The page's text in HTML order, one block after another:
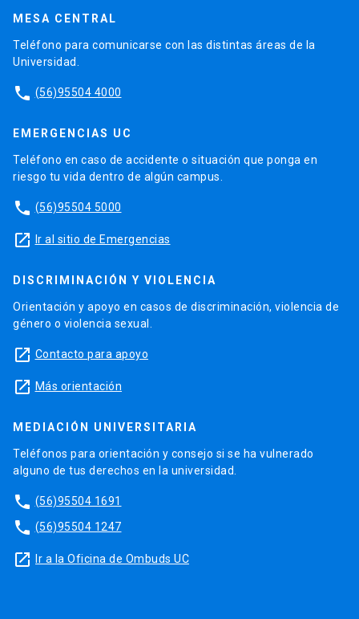
MESA CENTRAL
Teléfono para comunicarse con las distintas áreas de la
Universidad.
phone (56)95504 4000
EMERGENCIAS UC
Teléfono en caso de accidente o situación que ponga en
riesgo tu vida dentro de algún campus.
phone (56)95504 5000
launch Ir al sitio de Emergencias
DISCRIMINACIÓN Y VIOLENCIA
Orientación y apoyo en casos de discriminación, violencia de
género o violencia sexual.
launch Contacto para apoyo
launch Más orientación
MEDIACIÓN UNIVERSITARIA
Teléfonos para orientación y consejo si se ha vulnerado
alguno de tus derechos en la universidad.
phone (56)95504 1691
phone (56)95504 1247
launch Ir a la Oficina de Ombuds UC